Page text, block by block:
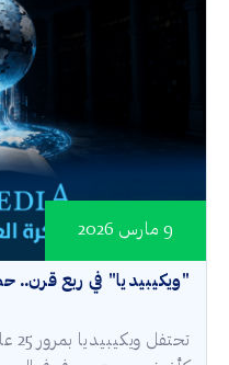
"ويكيبيديا" في ربع قرن..
9 مارس 2026